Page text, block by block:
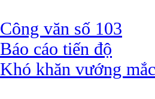
Công văn số 103
Báo cáo tiến độ
Khó khăn vướng mắc